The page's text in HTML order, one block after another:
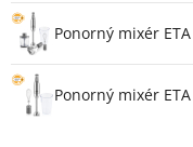
Varianty
Ponorný mixér
Ponorný mixér